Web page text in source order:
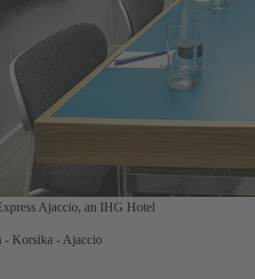
Ajaccio, an IHG Hotel
- Korsika - Ajaccio